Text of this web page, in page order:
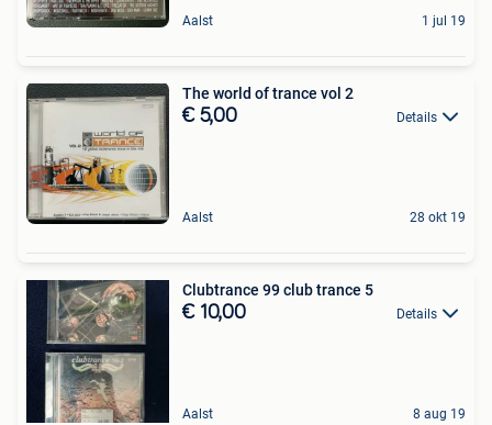
Aalst 1 jul 19
The world of trance vol 2
€ 5,00 Details
Aalst 28 okt 19
Clubtrance 99 club trance 5
€ 10,00 Details
Aalst 8 aug 19